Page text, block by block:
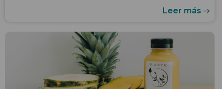
Leer más